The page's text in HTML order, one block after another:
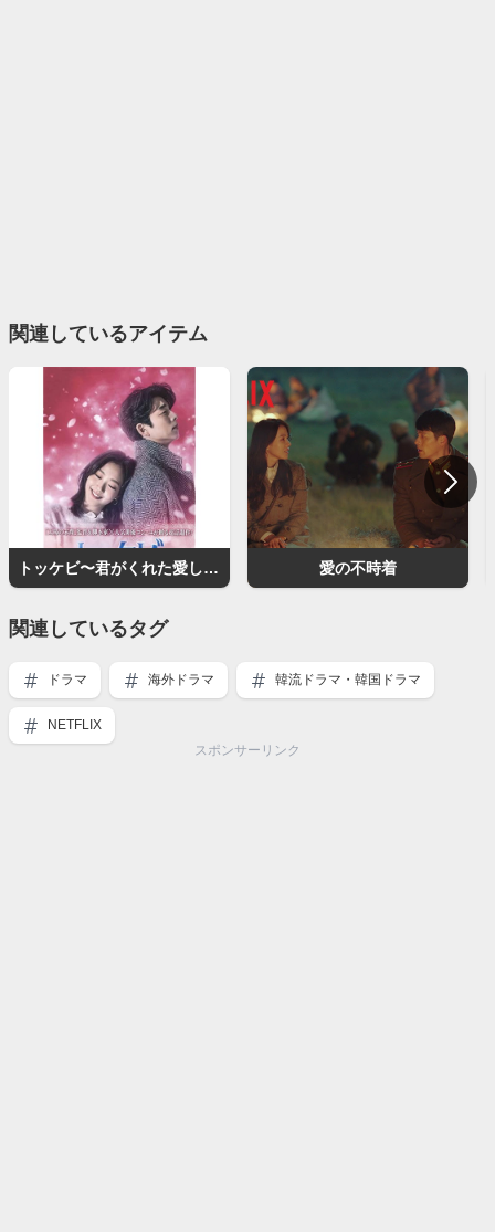
関連しているアイテム
トッケビ〜君がくれた愛しい日々〜 愛の不時着
関連しているタグ
ドラマ 海外ドラマ 韓流ドラマ・韓国ドラマ
NETFLIX
スポンサーリンク